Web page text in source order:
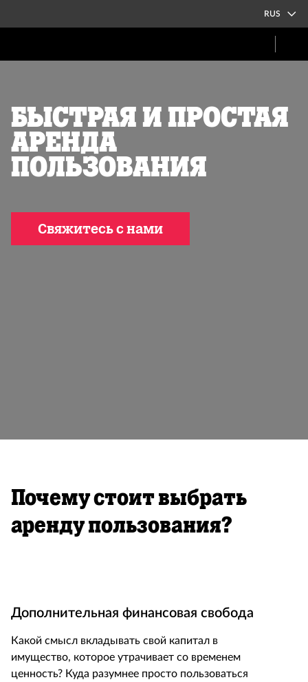
RUS
БЫСТРАЯ И ПРОСТАЯ
АРЕНДА
ПОЛЬЗОВАНИЯ
Свяжитесь с нами
Почему стоит выбрать
аренду пользования?
Дополнительная финансовая свобода
Какой смысл вкладывать свой капитал в
имущество, которое утрачивает со временем
ценность? Куда разумнее просто пользоваться